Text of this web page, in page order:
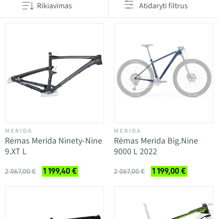
Rikiavimas Atidaryti filtrus
MERIDA
Rėmas Merida Ninety-Nine
9.XT L
2 067,00 € 1 199,40 €
MERIDA
Rėmas Merida Big.Nine
9000 L 2022
2 067,00 € 1 199,00 €